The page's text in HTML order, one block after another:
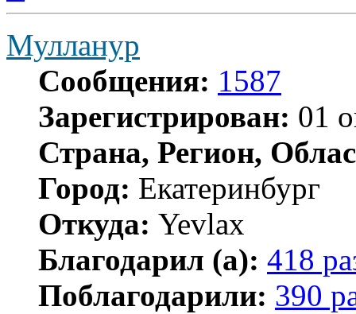
Мулланур
Сообщения: 1587
Зарегистрирован: 01
Страна, Регион,
Город: Екатеринбург
Откуда: Yevlax
Благодарил (а): 418
Поблагодарили: 390